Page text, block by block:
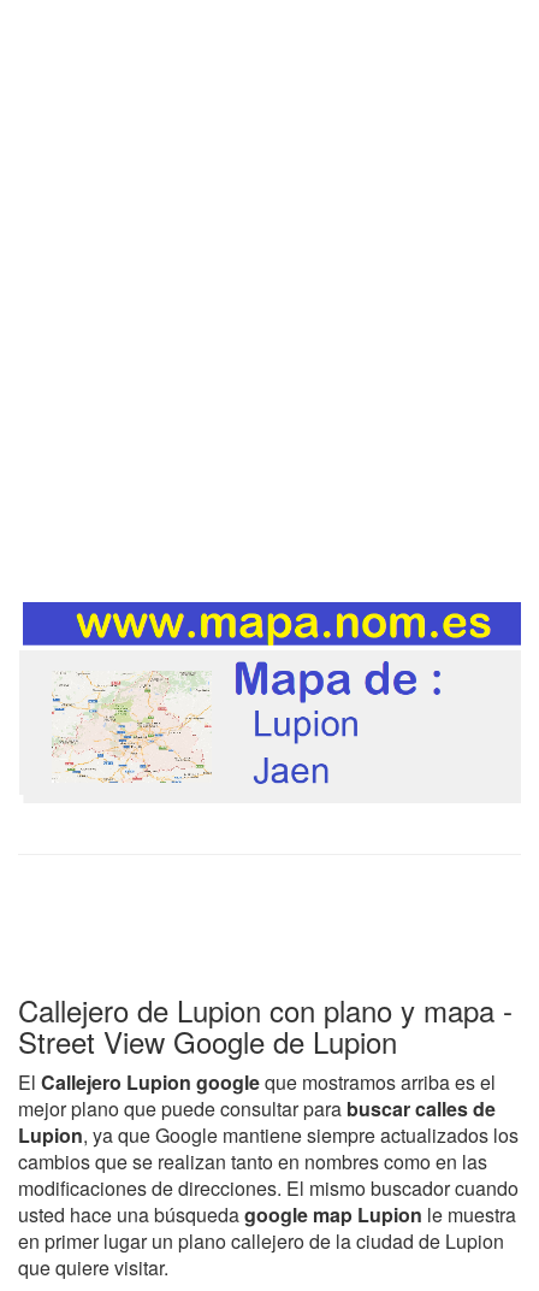
Callejero de Lupion con plano y mapa -
Street View Google de Lupion
El Callejero Lupion googleque mostramos arriba es el
mejor plano que puede consultar para buscar calles de
Lupion, ya que Google mantiene siempre actualizados los
cambios que se realizan tanto en nombres como en las
modificaciones de direcciones. El mismo buscador cuando
usted hace una búsquedagoogle map Lupion le muestra
en primer lugar un plano callejero de la ciudad de Lupion
que quiere visitar.